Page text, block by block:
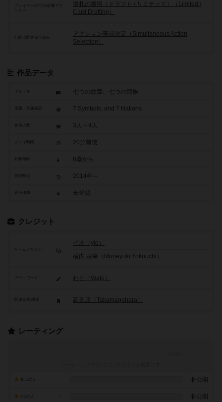
プレイヤーの干渉/影響アク
場札の獲得（ドラフト / リミテッド）（Limited /
Card Drafting）
行動に関する仕組み
アクション事前決定（Simultaneous Action
Selection）
作品データ
タイトル 七つの紋章、七つの部族
7 Symbols, and 7 Nations
参加人数 3人～4人
20分前後
8歳から
2014年～
参考価格 未登録
クレジット
ゲームデザイン
イオ（yio）
横内 宗幸（Muneyuki Yokouchi）
アートワーク わと（Wato）
高天原（Takamagahara）
レーティング
- 非公開
- 非公開